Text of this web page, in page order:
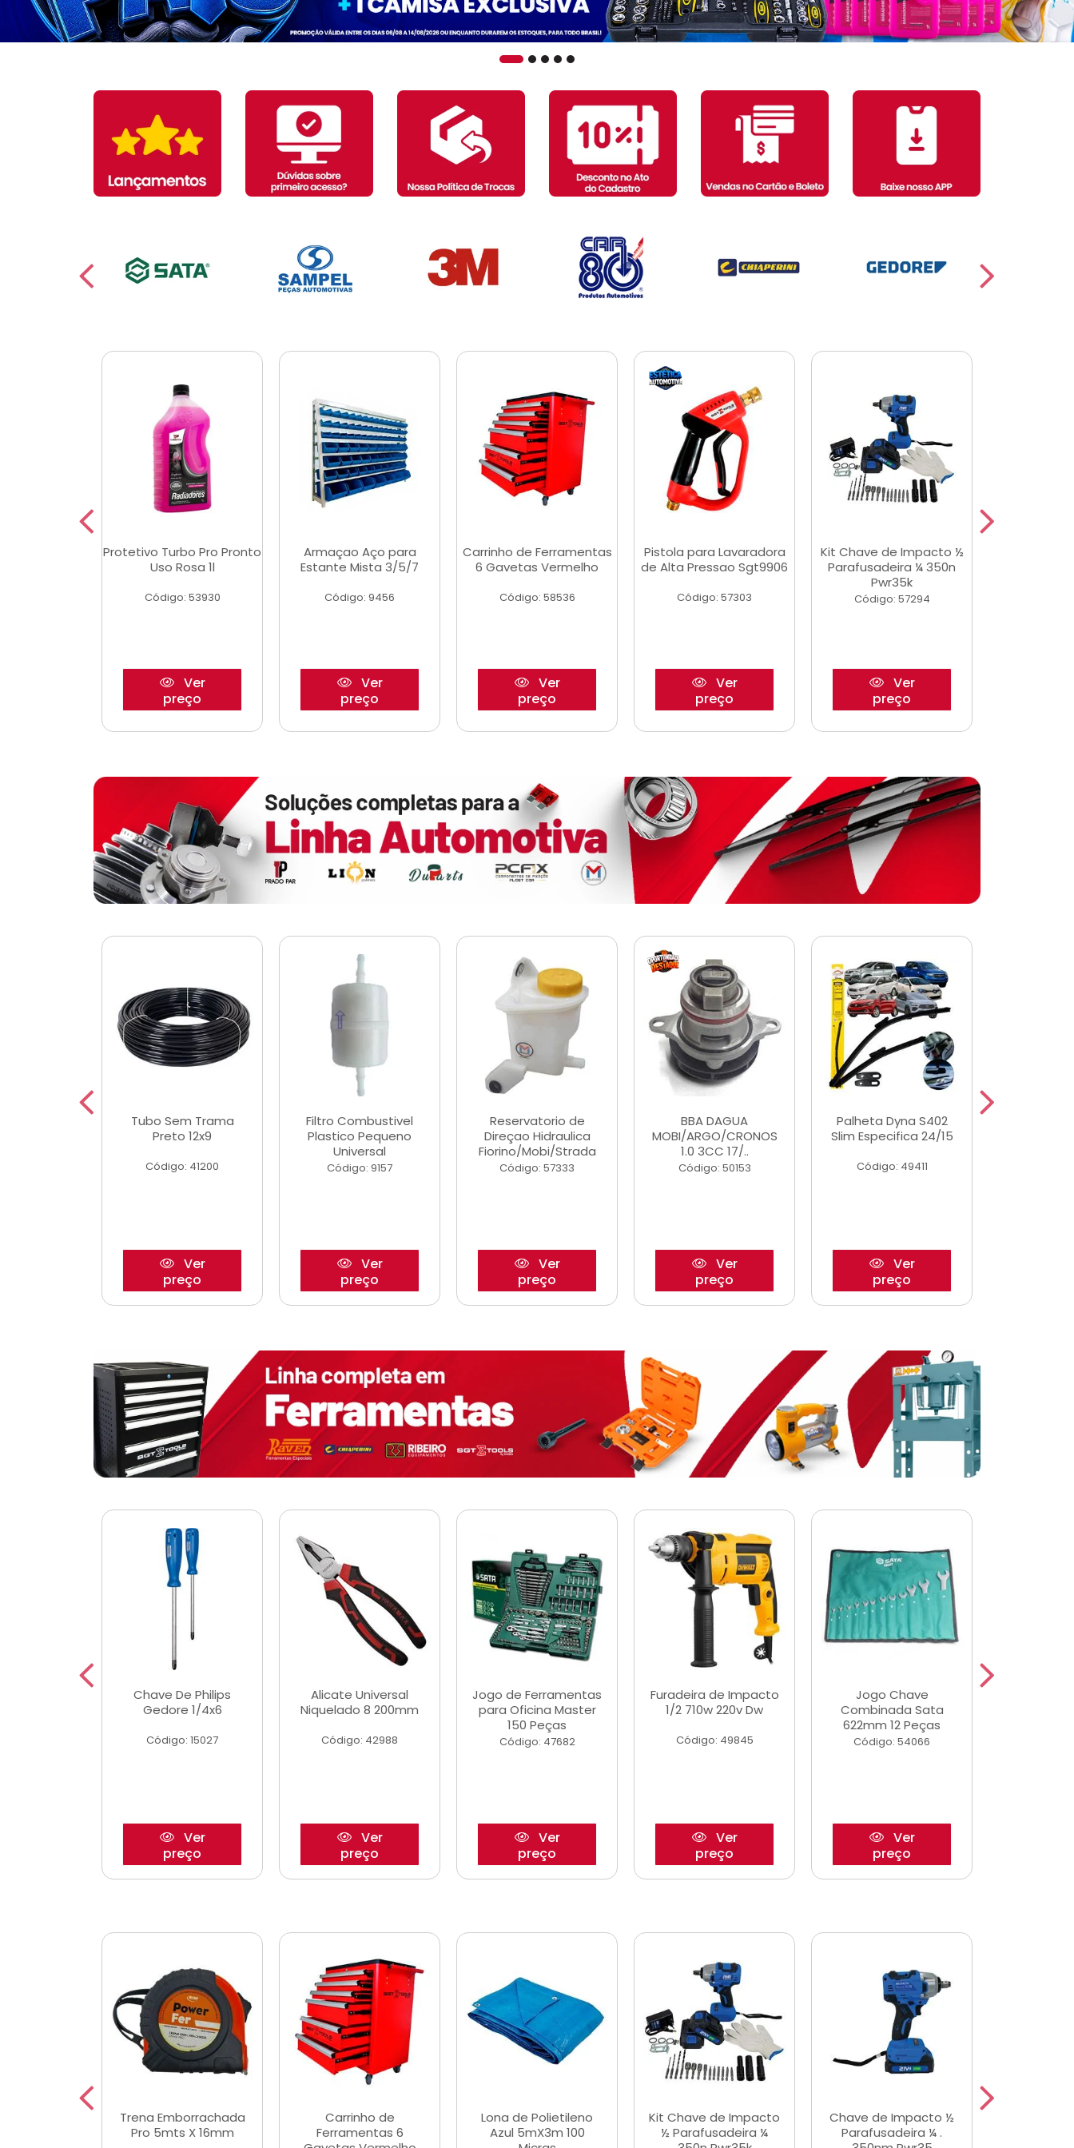
Protetivo Turbo Pro Pronto
Uso Rosa 1l
Código: 53930
Ver
preço
Armaçao Aço para
Estante Mista 3/5/7
Código: 9456
Ver
preço
Carrinho de Ferramentas
6 Gavetas Vermelho
Código: 58536
Ver
preço
Pistola para Lavaradora
de Alta Pressao Sgt9906
Código: 57303
Ver
preço
Kit Chave de Impacto ½
Parafusadeira ¼ 350n
Pwr35k
Código: 57294
Ver
preço
Tubo Sem Trama
Preto 12x9
Código: 41200
Ver
preço
Filtro Combustivel
Plastico Pequeno
Universal
Código: 9157
Ver
preço
Reservatorio de
Direçao Hidraulica
Fiorino/Mobi/Strada
Código: 57333
Ver
preço
BBA DAGUA
MOBI/ARGO/CRONOS
1.0 3CC 17/..
Código: 50153
Ver
preço
Palheta Dyna S402
Slim Especifica 24/15
Código: 49411
Ver
preço
Chave De Philips
Gedore 1/4x6
Código: 15027
Ver
preço
Alicate Universal
Niquelado 8 200mm
Código: 42988
Ver
preço
Jogo de Ferramentas
para Oficina Master
150 Peças
Código: 47682
Ver
preço
Furadeira de Impacto
1/2 710w 220v Dw
Código: 49845
Ver
preço
Jogo Chave
Combinada Sata
622mm 12 Peças
Código: 54066
Ver
preço
Trena Emborrachada
Pro 5mts X 16mm
Carrinho de
Ferramentas 6
Lona de Polietileno
Azul 5mX3m 100
Kit Chave de Impacto
½ Parafusadeira ¼
Chave de Impacto ½
Parafusadeira ¼ .